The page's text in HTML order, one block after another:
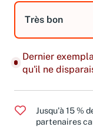
Très bon
Dernier
qu'il ne
Jusqu'à 15 %
partenaires